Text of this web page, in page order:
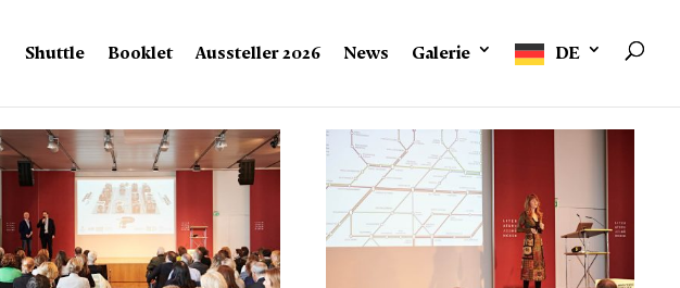
Shuttle Booklet Aussteller 2026 News Galerie DE